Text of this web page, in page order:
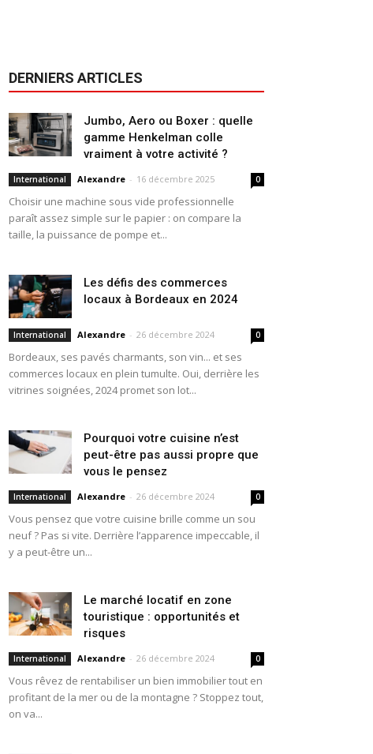
DERNIERS ARTICLES
Jumbo, Aero ou Boxer : quelle
gamme Henkelman colle
vraiment à votre activité ?
International Alexandre - 16 décembre 2025 0
Choisir une machine sous vide professionnelle
paraît assez simple sur le papier : on compare la
taille, la puissance de pompe et...
Les défis des commerces
locaux à Bordeaux en 2024
International Alexandre - 26 décembre 2024 0
Bordeaux, ses pavés charmants, son vin... et ses
commerces locaux en plein tumulte. Oui, derrière les
vitrines soignées, 2024 promet son lot...
Pourquoi votre cuisine n’est
peut-être pas aussi propre que
vous le pensez
International Alexandre - 26 décembre 2024 0
Vous pensez que votre cuisine brille comme un sou
neuf ? Pas si vite. Derrière l’apparence impeccable, il
y a peut-être un...
Le marché locatif en zone
touristique : opportunités et
risques
International Alexandre - 26 décembre 2024 0
Vous rêvez de rentabiliser un bien immobilier tout en
profitant de la mer ou de la montagne ? Stoppez tout,
on va...